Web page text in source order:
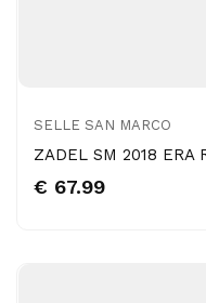
SELLE SAN MARCO
ZADEL SM 2018 ERA
€ 67.99